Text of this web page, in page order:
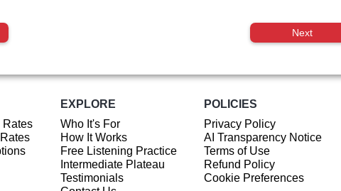
Next
Rates
EXPLORE
Who It's For
How It Works
Free Listening Practice
Intermediate Plateau
Testimonials
POLICIES
Privacy Policy
AI Transparency Notice
Terms of Use
Refund Policy
Cookie Preferences